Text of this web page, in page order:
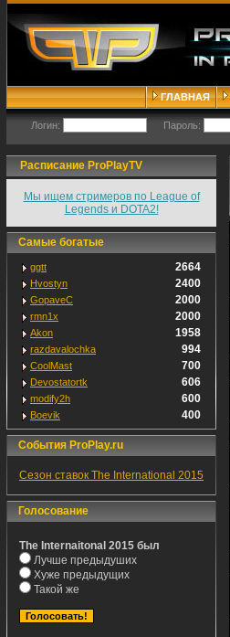
ГЛАВНАЯ
Логин: Пароль:
Расписание ProPlayTV
Мы ищем стримеров по League of
Legends и DOTA2!
Самые богатые
ggtt 2664
Hvostyn 2400
GopaveC 2000
rmn1x 2000
Akon 1958
razdavalochka 994
CoolMast 700
Devostatortk 606
modify2h 600
Boevik 400
События ProPlay.ru
Сезон ставок The International 2015
Голосование
The Internaitonal 2015 был
Лучше предыдуших
Хуже предыдущих
Такой же